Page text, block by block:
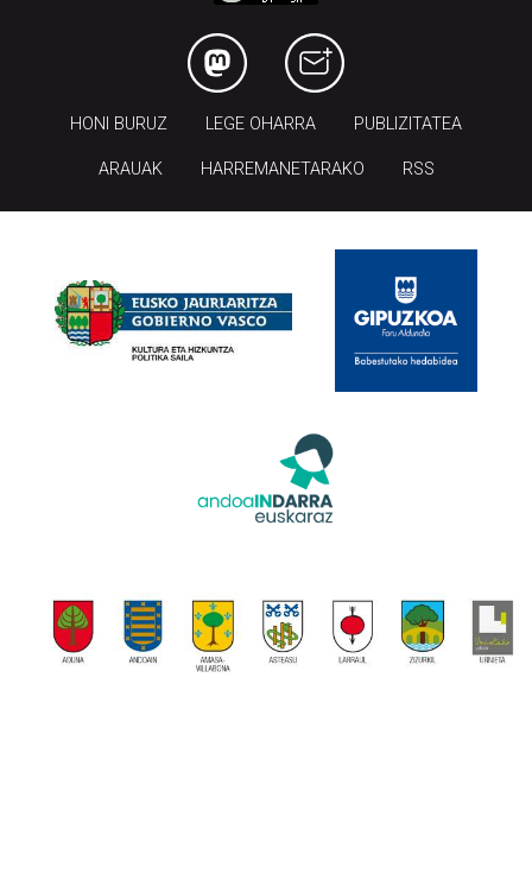
HONI BURUZ LEGE OHARRA PUBLIZITATEA
ARAUAK HARREMANETARAKO RSS